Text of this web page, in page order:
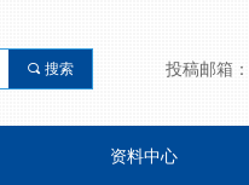
끠 搜索 投稿邮箱：
资料中心